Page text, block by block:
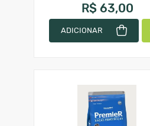
R$ 63,00
ADICIONAR